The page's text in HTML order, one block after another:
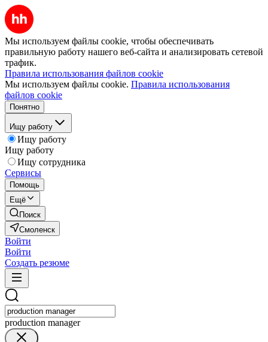
Мы используем файлы cookie, чтобы обеспечивать
правильную работу нашего веб-сайта и анализировать сетевой
трафик.
Правила использования файлов cookie
Мы используем файлы cookie. Правила использования
файлов cookie
Понятно
Ищу работу
Ищу работу
Ищу работу
Ищу сотрудника
Сервисы
Помощь
Ещё
Поиск
Смоленск
Войти
Войти
Создать резюме
production manager